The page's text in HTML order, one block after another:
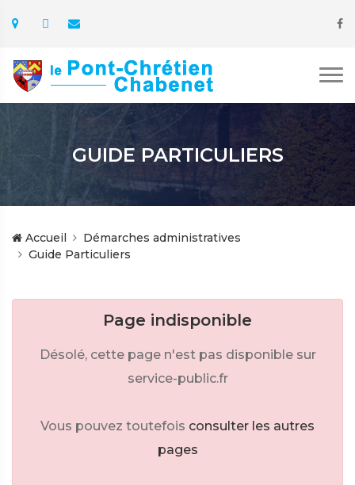
GUIDE PARTICULIERS
Accueil
Démarches administratives
Guide Particuliers
Page indisponible
Désolé, cette page n'est pas disponible sur
service-public.fr
Vous pouvez toutefois consulter les autres
pages